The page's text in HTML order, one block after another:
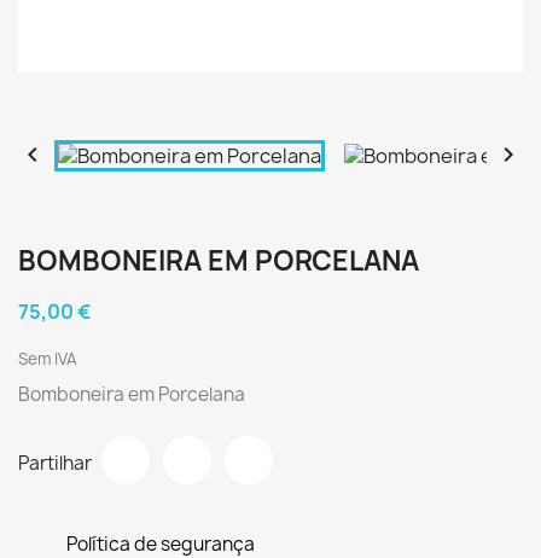
 
BOMBONEIRA EM PORCELANA
75,00 €
Sem IVA
Bomboneira em Porcelana
Partilhar
Política de segurança